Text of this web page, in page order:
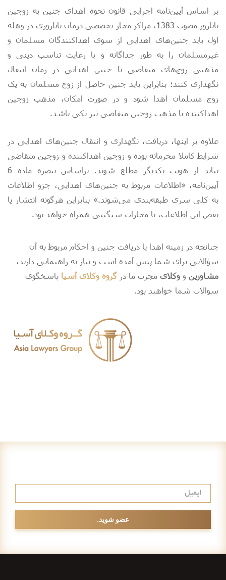
بر اساس آیین‌نامه اجرایی قانون نحوه اهدای جنین به زوجین
نابارور مصوب 1383، مراکز مجاز تخصصی درمان ناباروری در وهله
اول باید جنین‌های اهدایی از سوی اهداکنندگان مسلمان و
غیرمسلمان را به طور جداگانه و با رعایت ‌تناسب دینی و
مذهبی زوج‌های متقاضی با جنین اهدایی در زمان انتقال
نگهداری کنند؛ بنابراین باید جنین حاصل از زوج مسلمان به یک
زوج مسلمان اهدا شود و در صورت امکان، مذهب زوجین
اهداکننده با مذهب زوجین متقاضی نیز یکی باشد.
علاوه بر اینها، دریافت‌، نگهداری و انتقال جنین‌های اهدایی در
شرایط کاملا محرمانه بوده و زوجین اهداکننده و زوجین متقاضی
نباید از هویت یکدیگر مطلع شوند. براساس تبصره ماده 6
آیین‌نامه، «اطلاعات مربوط به جنین‌های اهدایی‌، جزو اطلاعات
به کلی سری طبقه‌بندی می‌شوند.» بنابراین هرگونه انتشار یا
نقض این اطلاعات، با مجازات سنگینی همراه خواهد بود.
چنانچه در زمینه اهدا یا دریافت جنین و احکام مربوط به آن
سؤالاتی برای شما پیش آمده است و نیاز به راهنمایی دارید،
مشاورین و وکلای مجرب ما در گروه وکلای آسیا پاسخگوی
سوالات شما خواهند بود.